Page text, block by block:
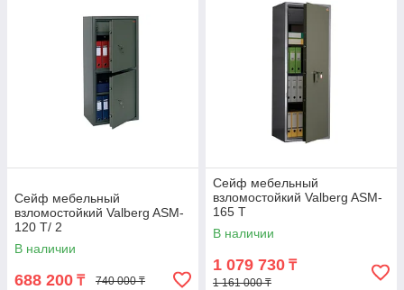
Сейф мебельный
взломостойкий Valberg ASM-
120 Т/ 2
В наличии
688 200 ₸ 740 000 ₸
Сейф мебельный
взломостойкий Valberg ASM-
165 Т
В наличии
1 079 730 ₸
1 161 000 ₸